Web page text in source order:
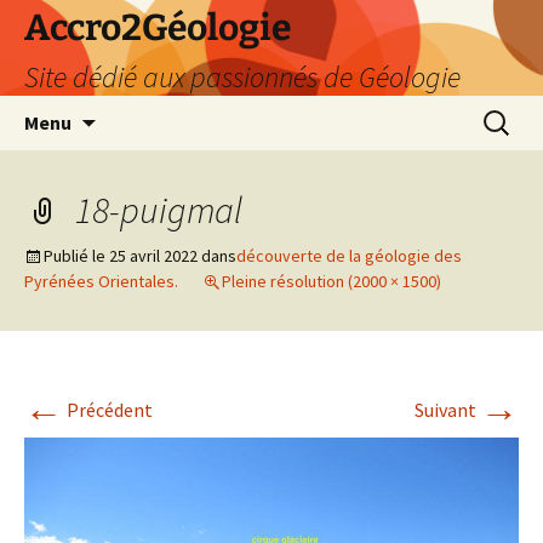
Accro2Géologie
Site dédié aux passionnés de Géologie
Menu
18-puigmal
Publié le 25 avril 2022dansdécouverte de la géologie des
Pyrénées Orientales.
Pleine résolution (2000 × 1500)
← Précédent Suivant →